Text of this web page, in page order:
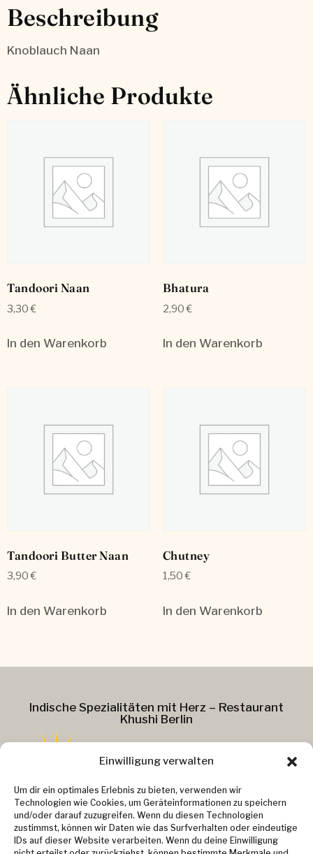
Einwilligung verwalten
Um dir ein optimales Erlebnis zu bieten, verwenden wir
Technologien wie Cookies, um Geräteinformationen zu speichern
und/oder darauf zuzugreifen. Wenn du diesen Technologien
zustimmst, können wir Daten wie das Surfverhalten oder eindeutige
IDs auf dieser Website verarbeiten. Wenn du deine Einwilligung
Beschreibung
Knoblauch Naan
Ähnliche Produkte
Tandoori Naan
3,30€
In den Warenkorb
Bhatura
2,90€
In den Warenkorb
Tandoori Butter Naan
3,90€
In den Warenkorb
Chutney
1,50€
In den Warenkorb
Indische Spezialitäten mit Herz – Restaurant
Khushi Berlin
Addresse :
Kollwitzstr. 37
10405 Berlin
Kontakt :